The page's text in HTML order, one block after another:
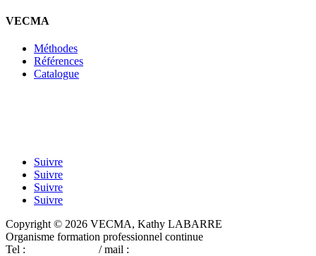
VECMA
Méthodes
Références
Catalogue
Suivre
Suivre
Suivre
Suivre
Copyright © 2026 VECMA, Kathy LABARRE
Organisme formation professionnel continue
Tel :
/ mail :